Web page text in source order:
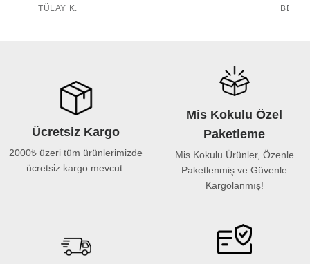
TÜLAY K.
Ücretsiz Kargo
2000₺ üzeri tüm ürünlerimizde
ücretsiz kargo mevcut.
Mis Kokulu Özel
Paketleme
Mis Kokulu Ürünler, Özenle
Paketlenmiş ve Güvenle
Kargolanmış!